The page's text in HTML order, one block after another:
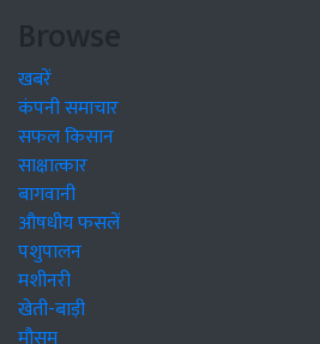
Browse
खबरें
कंपनी समाचार
सफल किसान
साक्षात्कार
बागवानी
औषधीय फसलें
पशुपालन
मशीनरी
खेती-बाड़ी